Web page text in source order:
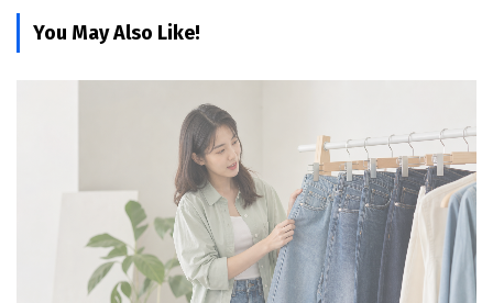
You May Also Like!